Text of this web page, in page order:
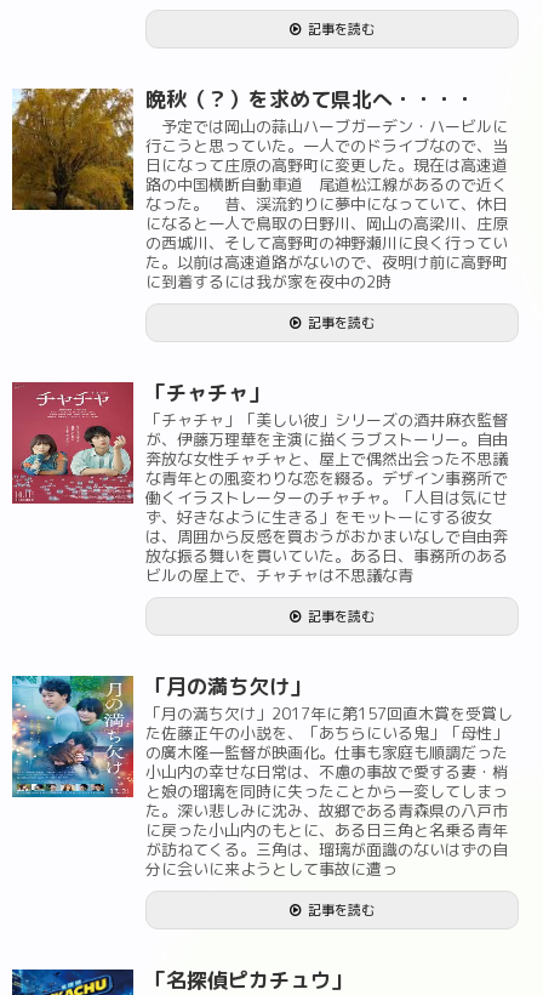
記事を読む
晩秋（？）を求めて県北へ・・・・
予定では岡山の蒜山ハーブガーデン・ハービルに
行こうと思っていた。一人でのドライブなので、当
日になって庄原の高野町に変更した。現在は高速道
路の中国横断自動車道 尾道松江線があるので近く
なった。 昔、渓流釣りに夢中になっていて、休日
になると一人で鳥取の日野川、岡山の高梁川、庄原
の西城川、そして高野町の神野瀬川に良く行ってい
た。以前は高速道路がないので、夜明け前に高野町
に到着するには我が家を夜中の2時
記事を読む
「チャチャ」
「チャチャ」「美しい彼」シリーズの酒井麻衣監督
が、伊藤万理華を主演に描くラブストーリー。自由
奔放な女性チャチャと、屋上で偶然出会った不思議
な青年との風変わりな恋を綴る。デザイン事務所で
働くイラストレーターのチャチャ。「人目は気にせ
ず、好きなように生きる」をモットーにする彼女
は、周囲から反感を買おうがおかまいなしで自由奔
放な振る舞いを貫いていた。ある日、事務所のある
ビルの屋上で、チャチャは不思議な青
記事を読む
「月の満ち欠け」
「月の満ち欠け」2017年に第157回直木賞を受賞し
た佐藤正午の小説を、「あちらにいる鬼」「母性」
の廣木隆一監督が映画化。仕事も家庭も順調だった
小山内の幸せな日常は、不慮の事故で愛する妻・梢
と娘の瑠璃を同時に失ったことから一変してしまっ
た。深い悲しみに沈み、故郷である青森県の八戸市
に戻った小山内のもとに、ある日三角と名乗る青年
が訪ねてくる。三角は、瑠璃が面識のないはずの自
分に会いに来ようとして事故に遭っ
記事を読む
「名探偵ピカチュウ」